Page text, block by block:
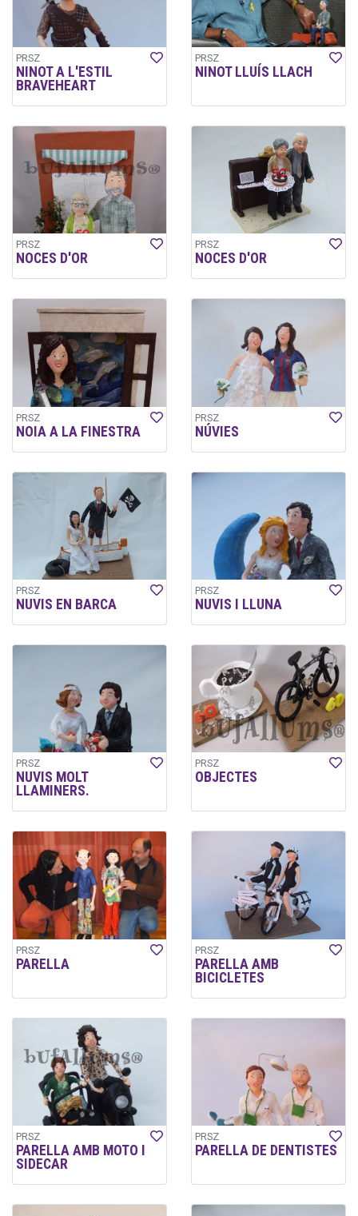
PRSZ
NINOT A L'ESTIL
BRAVEHEART
PRSZ
NINOT LLUÍS LLACH
PRSZ
NOCES D'OR
PRSZ
NOCES D'OR
PRSZ
NOIA A LA FINESTRA
PRSZ
NÚVIES
PRSZ
NUVIS EN BARCA
PRSZ
NUVIS I LLUNA
PRSZ
NUVIS MOLT
LLAMINERS.
PRSZ
OBJECTES
PRSZ
PARELLA
PRSZ
PARELLA AMB
BICICLETES
PRSZ
PARELLA AMB MOTO I
SIDECAR
PRSZ
PARELLA DE DENTISTES